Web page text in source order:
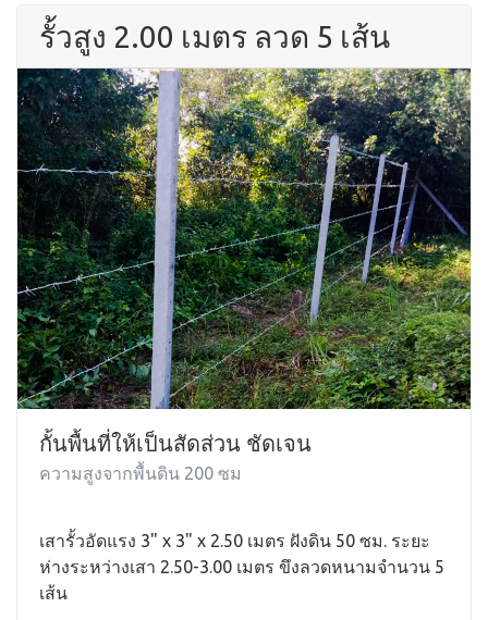
รั้วสูง 2.00 เมตร ลวด 5 เส้น
กั้นพื้นที่ให้เป็นสัดส่วน ชัดเจน
ความสูงจากพื้นดิน 200 ซม
เสารั้วอัดแรง 3" x 3" x 2.50 เมตร ฝังดิน 50 ซม. ระยะ
ห่างระหว่างเสา 2.50-3.00 เมตร ขึงลวดหนามจำนวน 5
เส้น